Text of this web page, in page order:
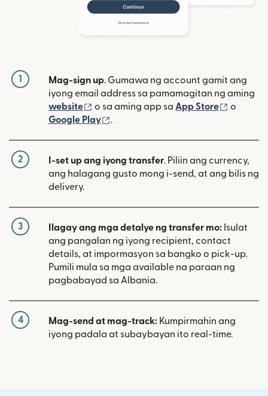
1 Mag-sign up. Gumawa ng account gamit ang
iyong email address sa pamamagitan ng aming
website
(bubukas sa bagong window)
o sa aming app sa App Store
o
Google Play
(bubukas sa bagong window)
.
2 I-set up ang iyong transfer. Piliin ang currency,
ang halagang gusto mong i-send, at ang bilis ng
delivery.
3 Ilagay ang mga detalye ng transfer mo: Isulat
ang pangalan ng iyong recipient, contact
details, at impormasyon sa bangko o pick-up.
Pumili mula sa mga available na paraan ng
pagbabayad sa Albania.
4 Mag-send at mag-track: Kumpirmahin ang
iyong padala at subaybayan ito real-time.